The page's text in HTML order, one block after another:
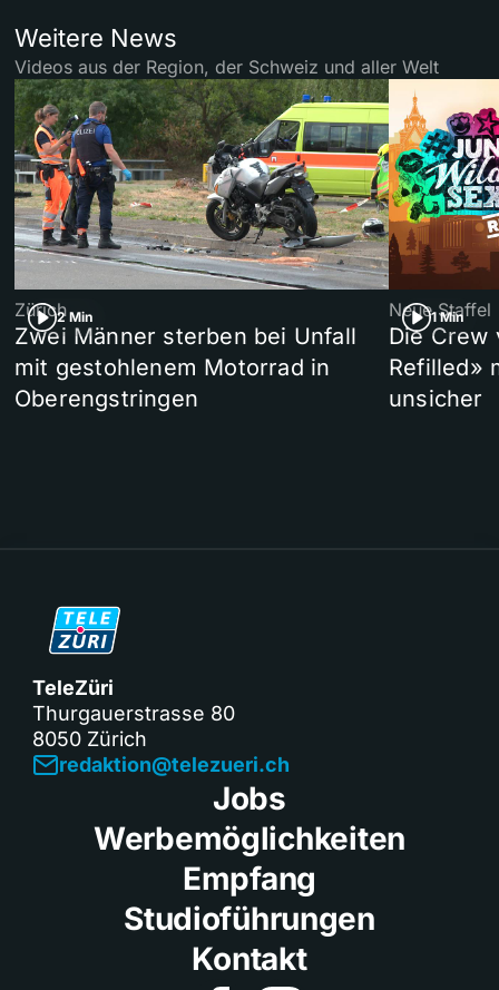
Weitere News
Videos aus der Region, der Schweiz und aller Welt
2 Min
Zürich
Zwei Männer sterben bei Unfall
mit gestohlenem Motorrad in
Oberengstringen
1 Min
Neue Staffel
Die Crew
Refilled»
unsicher
TeleZüri
Thurgauerstrasse 80
8050 Zürich
redaktion@telezueri.ch
Jobs
Werbemöglichkeiten
Empfang
Studioführungen
Kontakt